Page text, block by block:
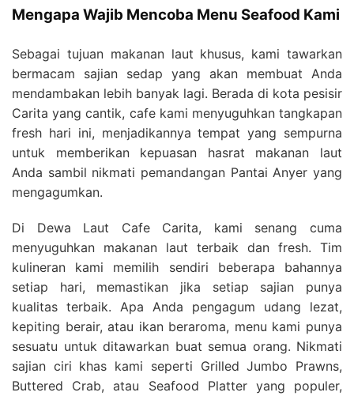
Mengapa Wajib Mencoba Menu Seafood Kami
Sebagai tujuan makanan laut khusus, kami tawarkan
bermacam sajian sedap yang akan membuat Anda
mendambakan lebih banyak lagi. Berada di kota pesisir
Carita yang cantik, cafe kami menyuguhkan tangkapan
fresh hari ini, menjadikannya tempat yang sempurna
untuk memberikan kepuasan hasrat makanan laut
Anda sambil nikmati pemandangan Pantai Anyer yang
mengagumkan.
Di Dewa Laut Cafe Carita, kami senang cuma
menyuguhkan makanan laut terbaik dan fresh. Tim
kulineran kami memilih sendiri beberapa bahannya
setiap hari, memastikan jika setiap sajian punya
kualitas terbaik. Apa Anda pengagum udang lezat,
kepiting berair, atau ikan beraroma, menu kami punya
sesuatu untuk ditawarkan buat semua orang. Nikmati
sajian ciri khas kami seperti Grilled Jumbo Prawns,
Buttered Crab, atau Seafood Platter yang populer,